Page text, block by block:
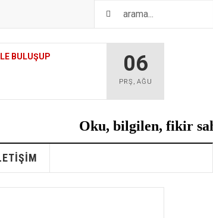
BULUŞUP
06
PRŞ , AĞU
Oku, bilgilen, fikir